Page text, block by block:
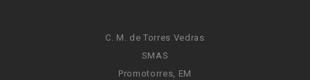
C. M. de Torres Vedras
SMAS
Promotorres, EM